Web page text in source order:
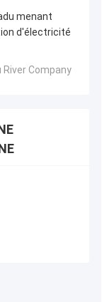
menant
d'électricité
Company